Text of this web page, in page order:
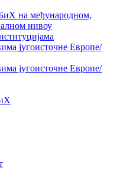
на међународном,
нивоу
југоисточне Европе/
југоисточне Европе/